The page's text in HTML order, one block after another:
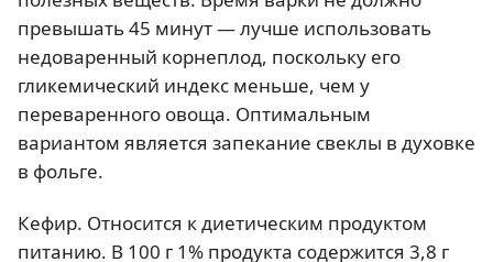
превышать 45 минут — лучше использовать
недоваренный корнеплод, поскольку его
гликемический индекс меньше, чем у
переваренного овоща. Оптимальным
вариантом является запекание свеклы в духовке
в фольге.
Кефир. Относится к диетическим продуктом
питанию. В 100 г 1% продукта содержится 3,8 г